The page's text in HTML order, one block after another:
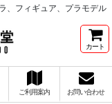
、フィギュア、プラモデル
カート
ご利用案内 お問い合わせ